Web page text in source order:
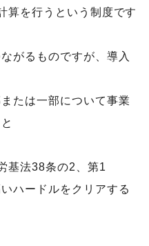
算を行うという制度です
がるものですが、導入
たは一部について事業
基法38条の2、第1
ハードルをクリアする